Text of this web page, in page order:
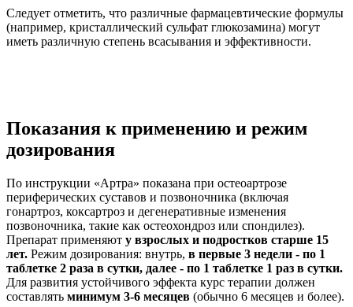
Следует отметить, что различные фармацевтические формулы
(например, кристаллический сульфат глюкозамина) могут
иметь различную степень всасывания и эффективности.
Показания к применению и режим
дозирования
По инструкции «Артра» показана при остеоартрозе
периферических суставов и позвоночника (включая
гонартроз, коксартроз и дегенеративные изменения
позвоночника, такие как остеохондроз или спондилез).
Препарат применяют у взрослых и подростков старше 15
лет. Режим дозирования: внутрь, в первые 3 недели - по 1
таблетке 2 раза в сутки, далее - по 1 таблетке 1 раз в сутки.
Для развития устойчивого эффекта курс терапии должен
составлять минимум 3-6 месяцев (обычно 6 месяцев и более).